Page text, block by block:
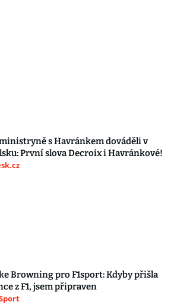
s Havránkem dováděli v
První slova Decroix i Havránkové!
Browning pro F1sport: Kdyby přišla
z F1, jsem připraven